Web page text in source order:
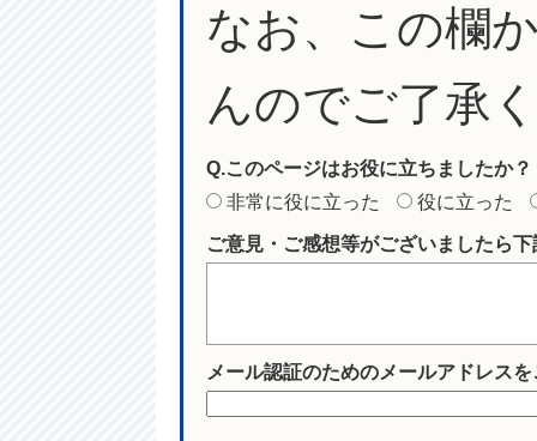
なお、この欄
んのでご了承
Q.このページはお役に立ちましたか？
非常に役に立った
役に立った
ご意見・ご感想等がございましたら
メール認証のためのメールアドレス